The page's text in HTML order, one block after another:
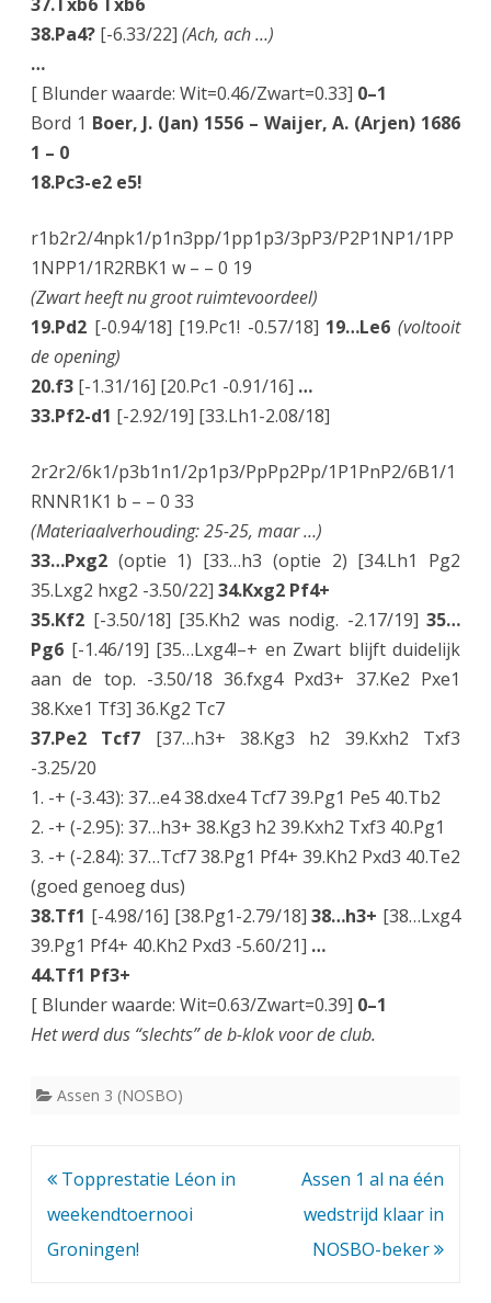
38.Pa4? [-6.33/22] (Ach, ach …)
…
[ Blunder waarde: Wit=0.46/Zwart=0.33] 0–1
Bord 1 Boer, J. (Jan) 1556 – Waijer, A. (Arjen) 1686
1 – 0
18.Pc3-e2 e5!
r1b2r2/4npk1/p1n3pp/1pp1p3/3pP3/P2P1NP1/1PP
1NPP1/1R2RBK1 w – – 0 19
(Zwart heeft nu groot ruimtevoordeel)
19.Pd2 [-0.94/18] [19.Pc1! -0.57/18] 19…Le6 (voltooit
de opening)
20.f3 [-1.31/16] [20.Pc1 -0.91/16] …
33.Pf2-d1 [-2.92/19] [33.Lh1-2.08/18]
2r2r2/6k1/p3b1n1/2p1p3/PpPp2Pp/1P1PnP2/6B1/1
RNNR1K1 b – – 0 33
(Materiaalverhouding: 25-25, maar …)
33…Pxg2 (optie 1) [33…h3 (optie 2) [34.Lh1 Pg2
35.Lxg2 hxg2 -3.50/22] 34.Kxg2 Pf4+
35.Kf2 [-3.50/18] [35.Kh2 was nodig. -2.17/19] 35…
Pg6 [-1.46/19] [35…Lxg4!–+ en Zwart blijft duidelijk
aan de top. -3.50/18 36.fxg4 Pxd3+ 37.Ke2 Pxe1
38.Kxe1 Tf3] 36.Kg2 Tc7
37.Pe2 Tcf7 [37…h3+ 38.Kg3 h2 39.Kxh2 Txf3
-3.25/20
1. -+ (-3.43): 37…e4 38.dxe4 Tcf7 39.Pg1 Pe5 40.Tb2
2. -+ (-2.95): 37…h3+ 38.Kg3 h2 39.Kxh2 Txf3 40.Pg1
3. -+ (-2.84): 37…Tcf7 38.Pg1 Pf4+ 39.Kh2 Pxd3 40.Te2
(goed genoeg dus)
38.Tf1 [-4.98/16] [38.Pg1-2.79/18]38…h3+ [38…Lxg4
39.Pg1 Pf4+ 40.Kh2 Pxd3 -5.60/21] …
44.Tf1 Pf3+
[ Blunder waarde: Wit=0.63/Zwart=0.39] 0–1
Het werd dus “slechts” de b-klok voor de club.
Assen 3 (NOSBO)
Bericht
navigatie
Topprestatie Léon in
weekendtoernooi
Groningen!
Assen 1 al na één
wedstrijd klaar in
NOSBO-beker